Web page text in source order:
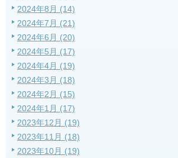
2024年8月 (14)
2024年7月 (21)
2024年6月 (20)
2024年5月 (17)
2024年4月 (19)
2024年3月 (18)
2024年2月 (15)
2024年1月 (17)
2023年12月 (19)
2023年11月 (18)
2023年10月 (19)